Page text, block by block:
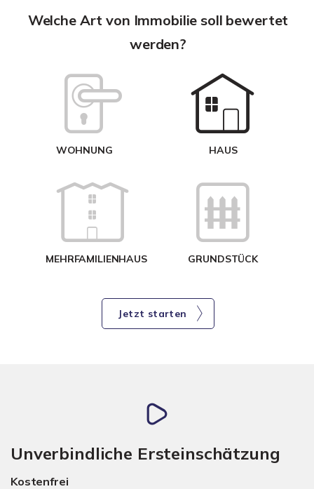
Welche Art von Immobilie soll bewertet
werden?
WOHNUNG HAUS
MEHRFAMILIENHAUS GRUNDSTÜCK
Jetzt starten
Unverbindliche Ersteinschätzung
Kostenfrei